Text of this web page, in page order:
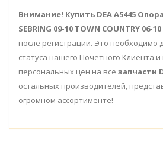
Внимание! Купить DEA A5445
SEBRING 09-10 TOWN COUNTRY 06-
после регистрации. Это необходимо
статуса нашего Почетного Клиента
персональных цен на все запчасти
остальных производителей,
огромном ассортименте!